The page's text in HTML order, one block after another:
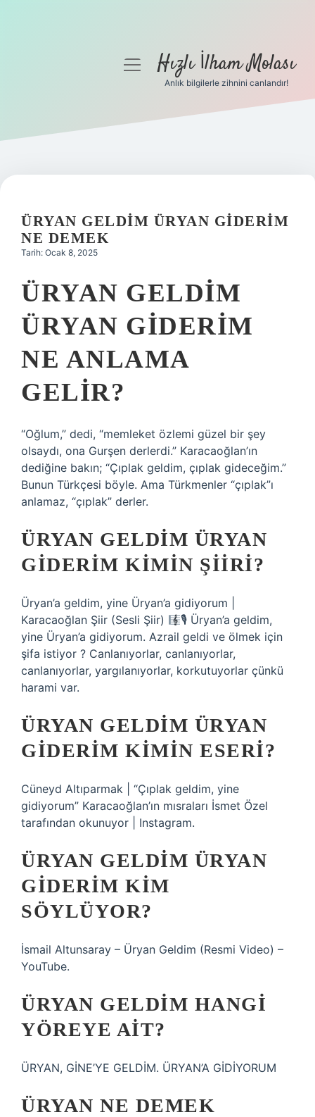
Gizlilik Politikası
Yasal Uyarı
menüyüHızlı İlham Molası
Anlık bilgilerle zihnini canlandır!
ÜRYAN GELDIM ÜRYAN GIDERIM
NE DEMEK
Tarih: Ocak 8, 2025
ÜRYAN GELDIM
ÜRYAN GIDERIM
NE ANLAMA
GELIR?
“Oğlum,” dedi, “memleket özlemi güzel bir şey
olsaydı, ona Gurşen derlerdi.” Karacaoğlan’ın
dediğine bakın; “Çıplak geldim, çıplak gideceğim.”
Bunun Türkçesi böyle. Ama Türkmenler “çıplak”ı
anlamaz, “çıplak” derler.
ÜRYAN GELDIM ÜRYAN
GIDERIM KIMIN ŞIIRI?
Üryan’a geldim, yine Üryan’a gidiyorum |
Karacaoğlan Şiir (Sesli Şiir)
🎙 Üryan’a geldim,
yine Üryan’a gidiyorum. Azrail geldi ve ölmek için
şifa istiyor ? Canlanıyorlar, canlanıyorlar,
canlanıyorlar, yargılanıyorlar, korkutuyorlar çünkü
harami var.
ÜRYAN GELDIM ÜRYAN
GIDERIM KIMIN ESERI?
Cüneyd Altıparmak | “Çıplak geldim, yine
gidiyorum” Karacaoğlan’ın mısraları İsmet Özel
tarafından okunuyor | Instagram.
ÜRYAN GELDIM ÜRYAN
GIDERIM KIM
SÖYLÜYOR?
İsmail Altunsaray – Üryan Geldim (Resmi Video) –
YouTube.
ÜRYAN GELDIM HANGI
YÖREYE AIT?
ÜRYAN, GİNE’YE GELDİM. ÜRYAN’A GİDİYORUM
ÜRYAN NE DEMEK